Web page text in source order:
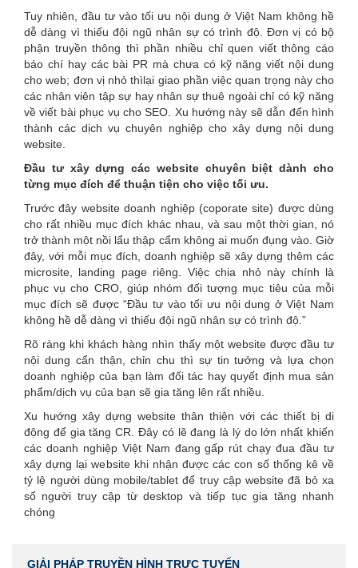
Tuy nhiên, đầu tư vào tối ưu nội dung ở Việt Nam không hề
dễ dàng vì thiếu đội ngũ nhân sự có trình độ. Đơn vị có bộ
phận truyền thông thì phần nhiều chỉ quen viết thông cáo
báo chí hay các bài PR mà chưa có kỹ năng viết nội dung
cho web; đơn vị nhỏ thìlại giao phần việc quan trọng này cho
các nhân viên tập sự hay nhân sự thuê ngoài chỉ có kỹ năng
về viết bài phục vụ cho SEO. Xu hướng này sẽ dẫn đến hình
thành các dịch vụ chuyên nghiệp cho xây dựng nội dung
website.
Đầu tư xây dựng các website chuyên biệt dành cho
từng mục đích để thuận tiện cho việc tối ưu.
Trước đây website doanh nghiệp (coporate site) được dùng
cho rất nhiều mục đích khác nhau, và sau một thời gian, nó
trở thành một nồi lẩu thập cẩm không ai muốn đụng vào. Giờ
đây, với mỗi mục đích, doanh nghiệp sẽ xây dựng thêm các
microsite, landing page riêng. Việc chia nhỏ này chính là
phục vụ cho CRO, giúp nhóm đối tượng mục tiêu của mỗi
mục đích sẽ được “Đầu tư vào tối ưu nội dung ở Việt Nam
không hề dễ dàng vì thiếu đội ngũ nhân sự có trình độ.”
Rõ ràng khi khách hàng nhìn thấy một website được đầu tư
nội dung cẩn thận, chỉn chu thì sự tin tưởng và lựa chọn
doanh nghiệp của bạn làm đối tác hay quyết định mua sản
phẩm/dịch vụ của bạn sẽ gia tăng lên rất nhiều.
Xu hướng xây dựng website thân thiện với các thiết bị di
động để gia tăng CR. Đây có lẽ đang là lý do lớn nhất khiến
các doanh nghiệp Việt Nam đang gấp rút chạy đua đầu tư
xây dựng lại website khi nhận được các con số thống kê về
tỷ lệ người dùng mobile/tablet để truy cập website đã bỏ xa
số người truy cập từ desktop và tiếp tục gia tăng nhanh
chóng
GIẢI PHÁP TRUYỀN HÌNH TRỰC TUYẾN